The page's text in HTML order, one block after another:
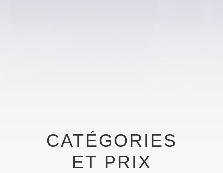
CATÉGORIES
ET PRIX